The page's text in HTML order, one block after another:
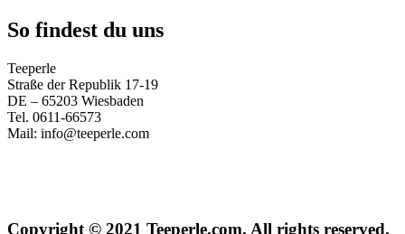
So findest du uns
Teeperle
Straße der Republik 17-19
DE – 65203 Wiesbaden
Tel. 0611-66573
Mail: info@teeperle.com
Copyright © 2021 Teeperle.com. All rights reserved.